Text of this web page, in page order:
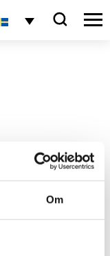
Om